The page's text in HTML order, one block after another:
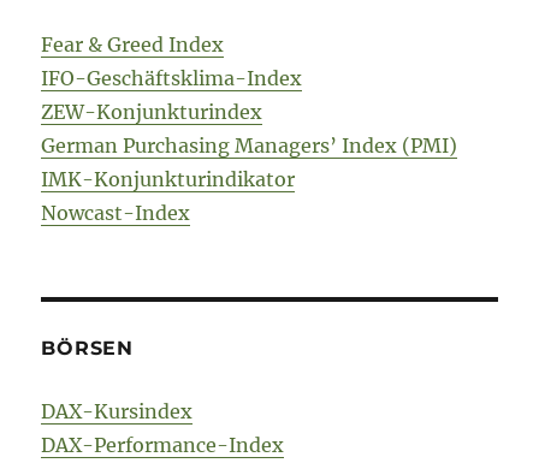
Fear & Greed Index
IFO-Geschäftsklima-Index
ZEW-Konjunkturindex
German Purchasing Managers’ Index (PMI)
IMK-Konjunkturindikator
Nowcast-Index
BÖRSEN
DAX-Kursindex
DAX-Performance-Index